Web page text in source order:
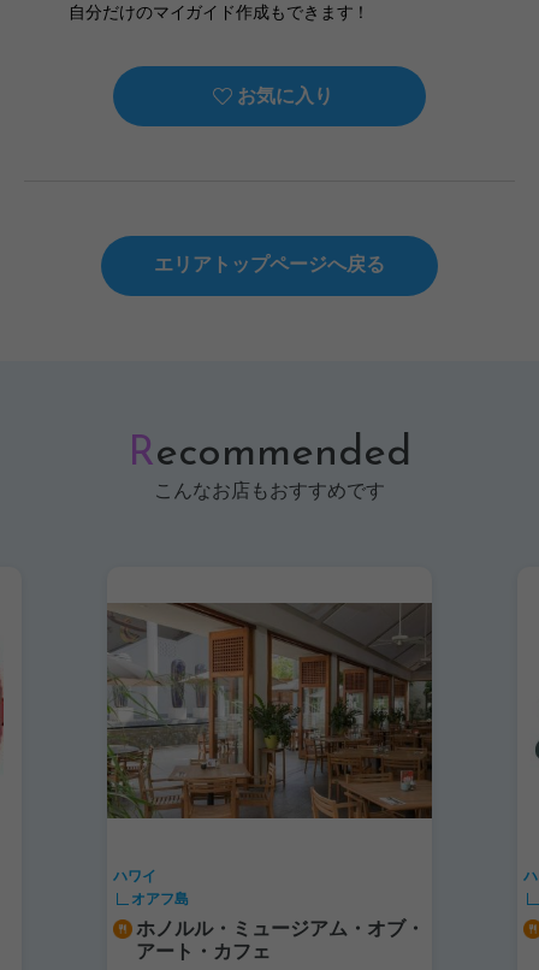
自分だけのマイガイド作成もできます！
お気に入り
エリアトップページへ戻る
Recommended
こんなお店もおすすめです
ハワイ
オアフ島
ホノルル・ミュージアム・オブ・
アート・カフェ